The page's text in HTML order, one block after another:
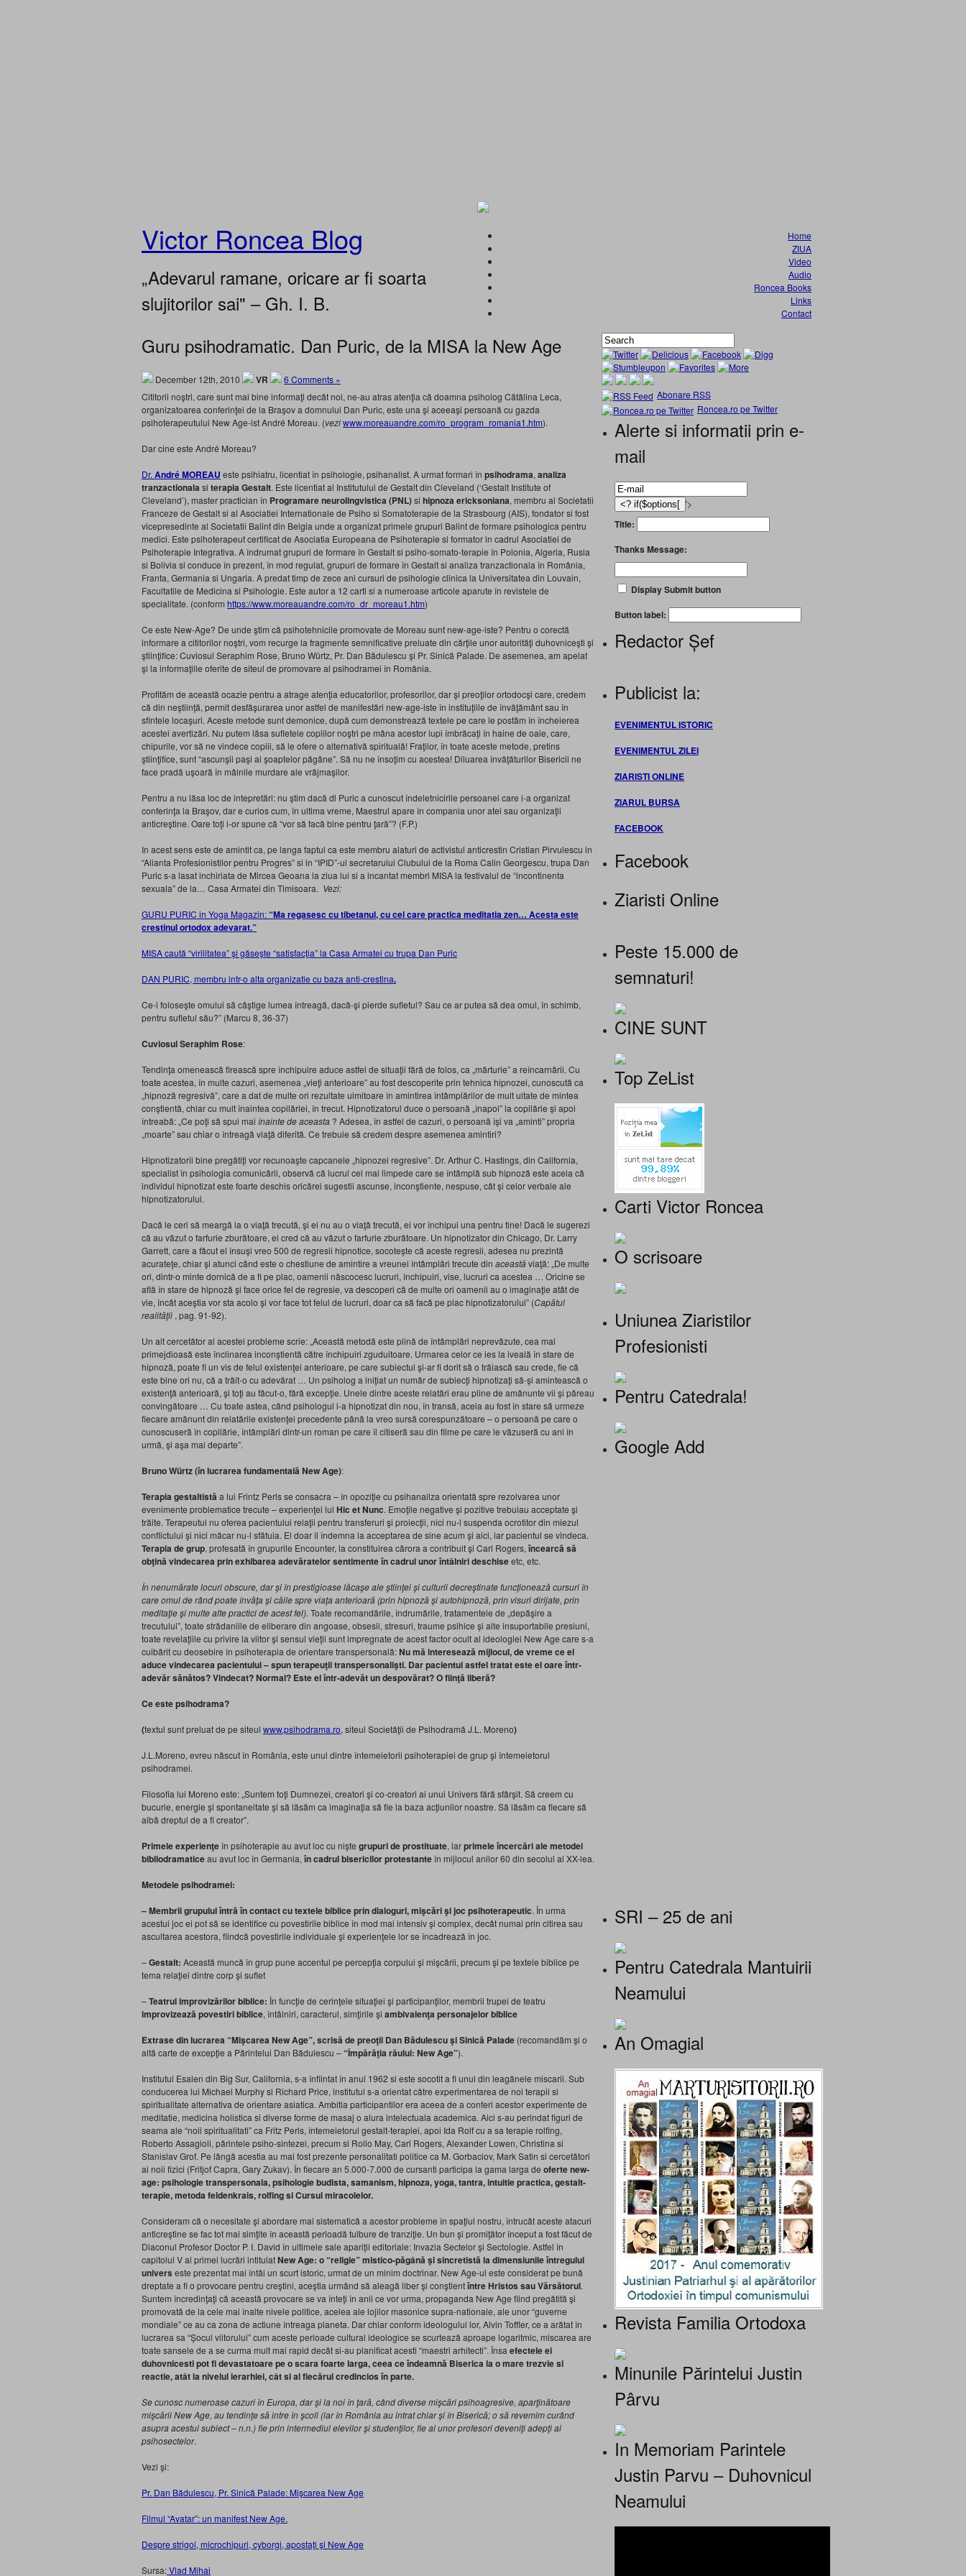
Victor Roncea Blog
„Adevarul ramane, oricare ar fi soarta
slujitorilor sai" – Gh. I. B.
Home
ZIUA
Video
Audio
Roncea Books
Links
Contact
Guru psihodramatic. Dan Puric, de la MISA la New Age
December 12th, 2010 VR
6 Comments »
Cititorii noştri, care sunt mai bine informaţi decât noi, ne-au atras atenţia că doamna psiholog Cătălina Leca,
organizatoarea conferinţei de la Braşov a domnului Dan Puric, este una şi aceeaşi persoană cu gazda
psihoterapeutului New Age-ist André Moreau. (veziwww.moreauandre.com/ro_program_romania1.htm).
Dar cine este André Moreau?
Dr. André MOREAU este psihiatru, licentiat în psihologie, psihanalist. A urmat formari în psihodrama, analiza
tranzactionala si terapia Gestalt. Este licentiat al Institutului de Gestalt din Cleveland (‘Gestalt Institute of
Cleveland’), master practician în Programare neurolingvistica (PNL)si hipnoza ericksoniana, membru al Societatii
Franceze de Gestalt si al Asociatiei Internationale de Psiho si Somatoterapie de la Strasbourg (AIS), fondator si fost
vicepresedinte al Societatii Balint din Belgia unde a organizat primele grupuri Balint de formare psihologica pentru
medici. Este psihoterapeut certificat de Asociatia Europeana de Psihoterapie si formator in cadrul Asociatiei de
Psihoterapie Integrativa. A îndrumat grupuri de formare în Gestalt si psiho-somato-terapie în Polonia, Algeria, Rusia
si Bolivia si conduce în prezent, în mod regulat, grupuri de formare în Gestalt si analiza tranzactionala în România,
Franta, Germania si Ungaria. A predat timp de zece ani cursuri de psihologie clinica la Universitatea din Louvain,
Facultatile de Medicina si Psihologie. Este autor a 12 carti si a numeroase articole aparute în revistele de
specialitate. (conform https://www.moreauandre.com/ro_dr_moreau1.htm)
Ce este New-Age? De unde ştim că psihotehnicile promovate de Moreau sunt new-age-iste? Pentru o corectă
informare a cititorilor noştri, vom recurge la fragmente semnificative preluate din cărţile unor autorităţi duhovniceşti şi
ştiinţifice: Cuviosul Seraphim Rose, Bruno Würtz, Pr. Dan Bădulescu şi Pr. Sinică Palade. De asemenea, am apelat
şi la informaţiile oferite de siteul de promovare al psihodramei în România.
Profităm de această ocazie pentru a atrage atenţia educatorilor, profesorilor, dar şi preoţilor ortodocşi care, credem
că din neştiinţă, permit desfăşurarea unor astfel de manifestări new-age-iste în instituţiile de învăţământ sau în
sfintele locaşuri. Aceste metode sunt demonice, după cum demonstrează textele pe care le postăm în încheierea
acestei avertizări. Nu putem lăsa sufletele copiilor noştri pe mâna acestor lupi îmbrăcaţi în haine de oaie, care,
chipurile, vor să ne vindece copiii, să le ofere o alternativă spirituală! Fraţilor, în toate aceste metode, pretins
ştiinţifice, sunt “ascunşii paşi ai şoaptelor păgâne”. Să nu ne însoţim cu acestea! Diluarea învăţăturilor Bisericii ne
face pradă uşoară în mâinile murdare ale vrăjmaşilor.
Pentru a nu lăsa loc de intepretări: nu ştim dacă dl Puric a cunoscut îndeletnicirile persoanei care i-a organizat
conferinţa la Braşov, dar e curios cum, în ultima vreme, Maestrul apare în compania unor atei sau organizaţii
anticreştine. Oare toţi i-or spune că “vor să facă bine pentru ţară”? (F.P.)
In acest sens este de amintit ca, pe langa faptul ca este membru alaturi de activistul anticrestin Cristian Pirvulescu in
“Alianta Profesionistilor pentru Progres” si in “IPID”-ul secretarului Clubului de la Roma Calin Georgescu, trupa Dan
Puric s-a lasat inchiriata de Mircea Geoana la ziua lui si a incantat membri MISA la festivalul de “incontinenta
sexuala” de la… Casa Armatei din Timisoara. Vezi:
GURU PURIC in Yoga Magazin:“Ma regasesc cu tibetanul, cu cel care practica meditatia zen… Acesta este
crestinul ortodox adevarat.”
MISA caută “virilitatea” şi găseşte “satisfacţia” la Casa Armatei cu trupa Dan Puric
DAN PURIC, membru intr-o alta organizatie cu baza anti-crestina.
Ce-i foloseşte omului să câştige lumea întreagă, dacă-şi pierde sufletul? Sau ce ar putea să dea omul, în schimb,
pentru sufletul său?” (Marcu 8, 36-37)
Cuviosul Seraphim Rose:
Tendinţa omenească firească spre închipuire aduce astfel de situaţii fără de folos, ca „mărturie” a reîncarnării. Cu
toate acestea, în multe cazuri, asemenea „vieţi anterioare” au fost descoperite prin tehnica hipnozei, cunoscută ca
„hipnoză regresivă”, care a dat de multe ori rezultate uimitoare în amintirea întâmplărilor de mult uitate de mintea
conştientă, chiar cu mult înaintea copilăriei, în trecut. Hipnotizatorul duce o persoană „înapoi” la copilărie şi apoi
întreabă: „Ce poţi să spui mai înainte de aceasta ? Adesea, în astfel de cazuri, o persoană îşi va „aminti” propria
„moarte” sau chiar o întreagă viaţă diferită. Ce trebuie să credem despre asemenea amintiri?
Hipnotizatorii bine pregătiţi vor recunoaşte capcanele „hipnozei regresive”. Dr. Arthur C. Hastings, din California,
specialist în psihologia comunicării, observă că lucrul cel mai limpede care se întâmplă sub hipnoză este acela că
individul hipnotizat este foarte deschis oricărei sugestii ascunse, inconştiente, nespuse, cât şi celor verbale ale
hipnotizatorului.
Dacă le ceri să meargă la o viaţă trecută, şi ei nu au o viaţă trecută, ei vor închipui una pentru tine! Dacă le sugerezi
că au văzut o farfurie zburătoare, ei cred că au văzut o farfurie zburătoare. Un hipnotizator din Chicago, Dr. Larry
Garrett, care a făcut el însuşi vreo 500 de regresii hipnotice, socoteşte că aceste regresii, adesea nu prezintă
acurateţe, chiar şi atunci când este o chestiune de amintire a vreunei întâmplări trecute din aceastăviaţă: „De multe
ori, dintr-o minte dornică de a fi pe plac, oamenii născocesc lucruri, închipuiri, vise, lucruri ca acestea … Oricine se
află în stare de hipnoză şi face orice fel de regresie, va descoperi că de multe ori oamenii au o imaginaţie atât de
vie, încât aceştia vor sta acolo şi vor face tot felul de lucruri, doar ca să facă pe plac hipnotizatorului” (Capătul
realităţii , pag. 91-92).
Un alt cercetător al acestei probleme scrie: „Această metodă este plină de întâmplări neprevăzute, cea mai
primejdioasă este înclinarea inconştientă către închipuiri zguduitoare. Urmarea celor ce ies la iveală în stare de
hipnoză, poate fi un vis de felul existenţei anterioare, pe care subiectul şi-ar fi dorit să o trăiască sau crede, fie că
este bine ori nu, că a trăit-o cu adevărat … Un psiholog a iniţiat un număr de subiecţi hipnotizaţi să-şi amintească o
existenţă anterioară, şi toţi au făcut-o, fără excepţie. Unele dintre aceste relatări erau pline de amănunte vii şi păreau
convingătoare … Cu toate astea, când psihologul i-a hipnotizat din nou, în transă, aceia au fost în stare să urmeze
fiecare amănunt din relatările existenţei precedente până la vreo sursă corespunzătoare – o persoană pe care o
cunoscuseră în copilărie, întâmplări dintr-un roman pe care îl citiseră sau din filme pe care le văzuseră cu ani în
urmă, şi aşa mai departe”.
Bruno Würtz (în lucrarea fundamentală New Age):
Terapia gestaltistă a lui Frintz Perls se consacra – în opoziţie cu psihanailza orientată spre rezolvarea unor
evenimente problematice trecute – experienţei lui Hic et Nunc. Emoţile negative şi pozitive trebuiau acceptate şi
trăite. Terapeutul nu oferea pacientului relaţii pentru transferuri şi proiecţii, nici nu-l suspenda ocrotitor din miezul
conflictului şi nici măcar nu-l sfătuia. El doar îl îndemna la acceptarea de sine acum şi aici, iar pacientul se vindeca.
Terapia de grup, profesată în grupurile Encounter, la constituirea cărora a contribuit şi Carl Rogers, încearcă să
obţină vindecarea prin exhibarea adevăratelor sentimente în cadrul unor întâlniri deschiseetc, etc.
În nenumărate locuri obscure, dar şi în prestigioase lăcaşe ale ştiinţei şi culturii decreştinate funcţionează cursuri în
care omul de rând poate învăţa şi căile spre viaţa anterioară (prin hipnoză şi autohipnoză, prin visuri dirijate, prin
meditaţie şi multe alte practici de acest fel). Toate recomandările, îndrumările, tratamentele de „depăşire a
trecutului”, toate strădaniile de eliberare din angoase, obsesii, stresuri, traume psihice şi alte insuportabile presiuni,
toate revelaţiile cu privire la viitor şi sensul vieţii sunt impregnate de acest factor ocult al ideologiei New Age care s-a
cuibărit cu deosebire în psihoterapia de orientare transpersonală:Nu mă interesează mijlocul, de vreme ce el
aduce vindecarea pacientului – spun terapeuţii transpersonalişti. Dar pacientul astfel tratat este el oare într-
adevăr sănătos? Vindecat? Normal? Este el într-adevăt un despovărat? O fiinţă liberă?
Ce este psihodrama?
(textul sunt preluat de pe siteul www.psihodrama.ro, siteul Societăţii de Psihodramă J.L. Moreno)
J.L.Moreno, evreu născut în România, este unul dintre întemeietorii psihoterapiei de grup şi întemeietorul
psihodramei.
Filosofia lui Moreno este: „Suntem toţi Dumnezei, creatori şi co-creatori ai unui Univers fără sfârşit. Să creem cu
bucurie, energie şi spontaneitate şi să lăsăm ca imaginaţia să fie la baza acţiunilor noastre. Să lăsăm ca fiecare să
aibă dreptul de a fi creator”.
Primele experienţeîn psihoterapie au avut loc cu nişte grupuri de prostituate, iarprimele încercări ale metodei
bibliodramaticeau avut loc în Germania, în cadrul bisericilorprotestanteîn mijlocul anilor 60 din secolul al XX-lea.
Metodele psihodramei:
–Membrii grupului întră în contact cu textele biblice prin dialoguri, mişcări şi joc psihoterapeutic. În urma
acestui joc ei pot să se identifice cu povestirile biblice în mod mai intensiv şi complex, decât numai prin citirea sau
ascultarea acestora, fiindcă povestirile individuale şi experienţele lor se încadrează în joc.
–Gestalt: Această muncă în grup pune accentul pe percepţia corpului şi mişcării, precum şi pe textele biblice pe
tema relaţiei dintre corp şi suflet
–Teatrul improvizărilor biblice: În funcţie de cerinţele situaţiei şi participanţilor, membrii trupei de teatru
improvizează povestiri biblice, întâlniri, caracterul, simţirile şi ambivalenţa personajelor biblice
Extrase din lucrarea “Mişcarea New Age”, scrisă de preoţii Dan Bădulescu şi Sinică Palade (recomandăm şi o
altă carte de excepţie a Părintelui Dan Bădulescu –“Împărăţia răului: New Age”).
Institutul Esalen din Big Sur, California, s-a înfiintat în anul 1962 si este socotit a fi unul din leagănele miscarii. Sub
conducerea lui Michael Murphy si Richard Price, institutul s-a orientat către experimentarea de noi terapii si
spiritualitate alternativa de orientare asiatica. Ambitia participantilor era aceea de a conferi acestor experimente de
meditatie, medicina holistica si diverse forme de masaj o alura intelectuala academica. Aici s-au perindat figuri de
seama ale “noii spiritualitati” ca Fritz Perls, întemeietorul gestalt-terapiei, apoi Ida Rolf cu a sa terapie rolfing,
Roberto Assagioli, părintele psiho-sintezei, precum si Rollo May, Carl Rogers, Alexander Lowen, Christina si
Stanislav Grof. Pe lângă acestia au mai fost prezente personalitati politice ca M. Gorbaciov, Mark Satin si cercetători
ai noii fizici (Fritjof Capra, Gary Zukav). În fiecare an 5.000-7.000 de cursanti participa la gama larga de oferte new-
age: psihologie transpersonala, psihologie budista, samanism, hipnoza, yoga, tantra, intuitie practica, gestalt-
terapie, metoda feldenkrais, rolfing si Cursul miracolelor.
Consideram că o necesitate şi abordare mai sistematică a acestor probleme în spaţiul nostru, întrucât aceste atacuri
anticreştine se fac tot mai simţite în această perioadă tulbure de tranziţie. Un bun şi promiţător început a fost făcut de
Diaconul Profesor Doctor P. I. David în ultimele sale apariţii editoriale: Invazia Sectelor şi Sectologie. Astfel în
capitolul V al primei lucrări intitulatNew Age: o “religie” mistico-păgână şi sincretistă la dimensiunile întregului
univers este prezentat mai întâi un scurt istoric, urmat de un minim doctrinar. New Age-ul este considerat pe bună
dreptate a fi o provocare pentru creştini, aceştia urmând să aleagă liber şi conştientîntre Hristos sau Vărsătorul.
Suntem încredinţaţi că această provocare se va înteţi în anii ce vor urma, propaganda New Age fiind pregătită şi
promovată de la cele mai înalte nivele politice, acelea ale lojilor masonice supra-nationale, ale unor “guverne
mondiale” ce au ca zona de actiune întreaga planeta. Dar chiar conform ideologului lor, Alvin Toffler, ce a arătat în
lucrarea sa “Şocul viitorului” cum aceste perioade cultural ideologice se scurtează aproape logaritmic, miscarea are
toate sansele de a se curma mult mai rapid decât si-au planificat acesti “maestri arhitecti”. Însa efectele ei
duhovnicesti pot fi devastatoare pe o scara foarte larga, ceea ce îndeamnă Biserica la o mare trezvie si
reactie, atât la nivelul ierarhiei, cât si al fiecărui credincios în parte.
Se cunosc numeroase cazuri în Europa, dar şi la noi în ţară, când diverse mişcări psihoagresive, aparţinătoare
mişcării New Age, au tendinţe să intre în şcoli (iar în România au intrat chiar şi în Biserică; o să revemim curând
asupra acestui subiect – n.n.) fie prin intermediul elevilor şi studenţilor, fie al unor profesori deveniţi adepţi ai
psihosectelor.
Vezi şi:
Pr. Dan Bădulescu, Pr. Sinică Palade: Mişcarea New Age
Filmul “Avatar”: un manifest New Age.
Despre strigoi, microchipuri, cyborgi, apostaţi şi New Age
Sursa:Vlad Mihai
Abonare RSS
Roncea.ro pe Twitter
Alerte si informatii prin e-
mail
'>
Title:
Thanks Message:
Display Submit button
Button label:
Redactor Șef
Publicist la:
EVENIMENTUL ISTORIC
EVENIMENTUL ZILEI
ZIARISTI ONLINE
ZIARUL BURSA
FACEBOOK
Facebook
Ziaristi Online
Peste 15.000 de
semnaturi!
CINE SUNT
Top ZeList
Carti Victor Roncea
O scrisoare
Uniunea Ziaristilor
Profesionisti
Pentru Catedrala!
Google Add
SRI – 25 de ani
Pentru Catedrala Mantuirii
Neamului
An Omagial
Revista Familia Ortodoxa
Minunile Părintelui Justin
Pârvu
In Memoriam Parintele
Justin Parvu – Duhovnicul
Neamului